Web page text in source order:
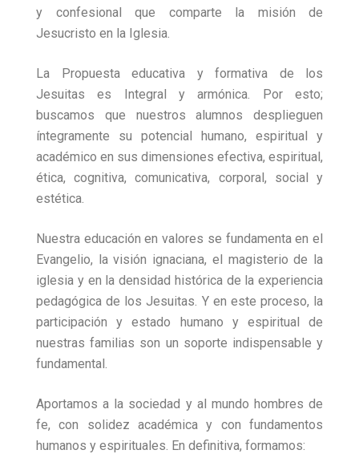
y confesional que comparte la misión de
Jesucristo en la Iglesia.
La Propuesta educativa y formativa de los
Jesuitas es Integral y armónica. Por esto;
buscamos que nuestros alumnos desplieguen
íntegramente su potencial humano, espiritual y
académico en sus dimensiones efectiva, espiritual,
ética, cognitiva, comunicativa, corporal, social y
estética.
Nuestra educación en valores se fundamenta en el
Evangelio, la visión ignaciana, el magisterio de la
iglesia y en la densidad histórica de la experiencia
pedagógica de los Jesuitas. Y en este proceso, la
participación y estado humano y espiritual de
nuestras familias son un soporte indispensable y
fundamental.
Aportamos a la sociedad y al mundo hombres de
fe, con solidez académica y con fundamentos
humanos y espirituales. En definitiva, formamos: